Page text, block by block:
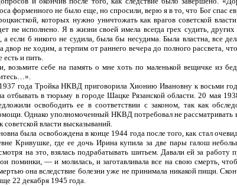
форменного не было еще, но спросили, верю я в то, что Бог спас
которых нужно уничтожать как врагов советской
не исполнено. Я в жизни своей имела всегда грех судить,
а если б никого не судила, была бы несудима. Была властна, все
двор не ходим, а терпим от раннего вечера до полного рассвета,
есть и пить.
возьмите себе на память о мне хоть по маленькой вещичке из
года Тройка НКВД приговорила Хионию Ивановну к восьми
отбывать в тюрьму в городе Шацке Рязанской области. 20 мая
освободить ее в соответствии с законом, так как
Однако уполномоченный НКВД потребовал не рассматривать
власти высказываний.
была освобождена в конце 1944 года после того, как стал
Кривушке, где ее дочь Ирина купила за две пары галош
на это, взялась подрабатывать шитьем. Давали ей за работу
поминки, — и молилась, и заготавливала все на свою смерть,
она вследствие болезни уже не принимала никакой пищи.
22 декабря 1945 года.